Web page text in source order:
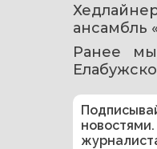
ансамбль
Ранее